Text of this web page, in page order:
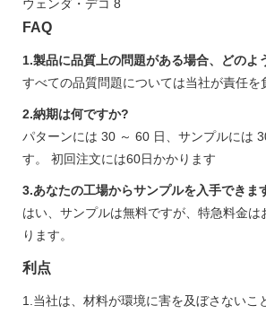
FAQ
1.製品に品​​質上の問題がある場合、どのよ
すべての品質問題については当社が責任を
2.納期は何ですか?
パターンには 30 ～ 60 日、サンプルには
す。 初回注文には60日かかります
3.あなたの工場からサンプルを入手できま
はい、サンプルは無料ですが、特急料金は
ります。
利点
1.当社は、材料が環境に害を及ぼさないこ